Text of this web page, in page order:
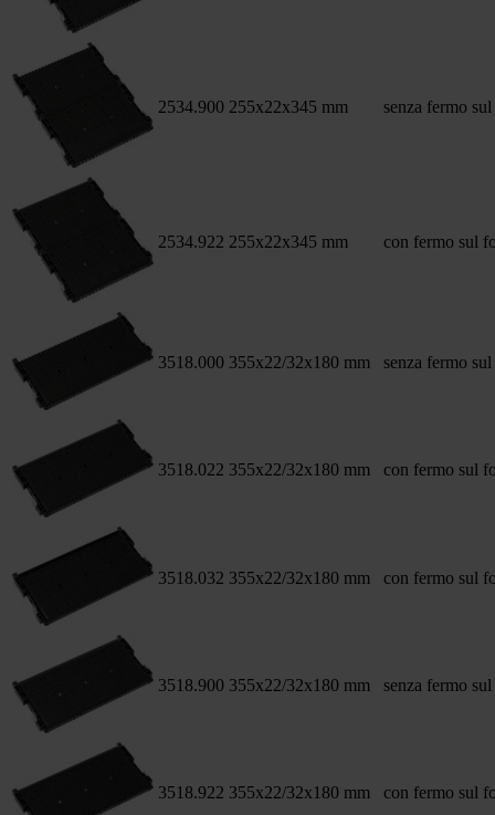
2534.900 255x22x345 mm senza fermo
2534.922 255x22x345 mm con fermo sul
3518.000 355x22/32x180 mm senza fermo
3518.022 355x22/32x180 mm con fermo sul
3518.032 355x22/32x180 mm con fermo sul
3518.900 355x22/32x180 mm senza fermo
3518.922 355x22/32x180 mm con fermo sul